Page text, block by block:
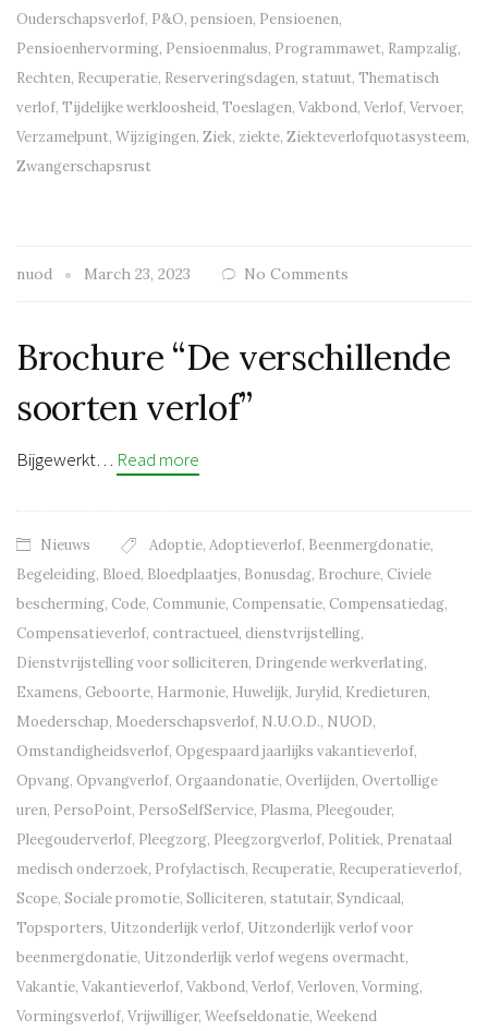
Ouderschapsverlof, P&O, pensioen, Pensioenen,
Pensioenhervorming, Pensioenmalus, Programmawet, Rampzalig,
Rechten, Recuperatie, Reserveringsdagen, statuut, Thematisch
verlof, Tijdelijke werkloosheid, Toeslagen, Vakbond, Verlof, Vervoer,
Verzamelpunt, Wijzigingen, Ziek, ziekte, Ziekteverlofquotasysteem,
Zwangerschapsrust
nuod March 23, 2023 No Comments
Brochure “De verschillende
soorten verlof”
Bijgewerkt… Read more
Nieuws Adoptie, Adoptieverlof, Beenmergdonatie,
Begeleiding, Bloed, Bloedplaatjes, Bonusdag, Brochure, Civiele
bescherming, Code, Communie, Compensatie, Compensatiedag,
Compensatieverlof, contractueel, dienstvrijstelling,
Dienstvrijstelling voor solliciteren, Dringende werkverlating,
Examens, Geboorte, Harmonie, Huwelijk, Jurylid, Kredieturen,
Moederschap, Moederschapsverlof, N.U.O.D., NUOD,
Omstandigheidsverlof, Opgespaard jaarlijks vakantieverlof,
Opvang, Opvangverlof, Orgaandonatie, Overlijden, Overtollige
uren, PersoPoint, PersoSelfService, Plasma, Pleegouder,
Pleegouderverlof, Pleegzorg, Pleegzorgverlof, Politiek, Prenataal
medisch onderzoek, Profylactisch, Recuperatie, Recuperatieverlof,
Scope, Sociale promotie, Solliciteren, statutair, Syndicaal,
Topsporters, Uitzonderlijk verlof, Uitzonderlijk verlof voor
beenmergdonatie, Uitzonderlijk verlof wegens overmacht,
Vakantie, Vakantieverlof, Vakbond, Verlof, Verloven, Vorming,
Vormingsverlof, Vrijwilliger, Weefseldonatie, Weekend